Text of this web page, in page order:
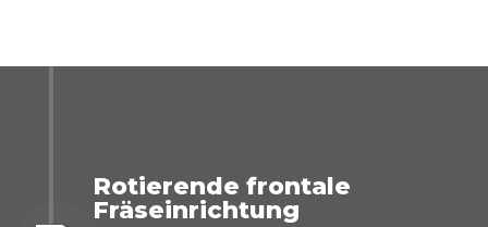
Rotierende frontale
Fräseinrichtung